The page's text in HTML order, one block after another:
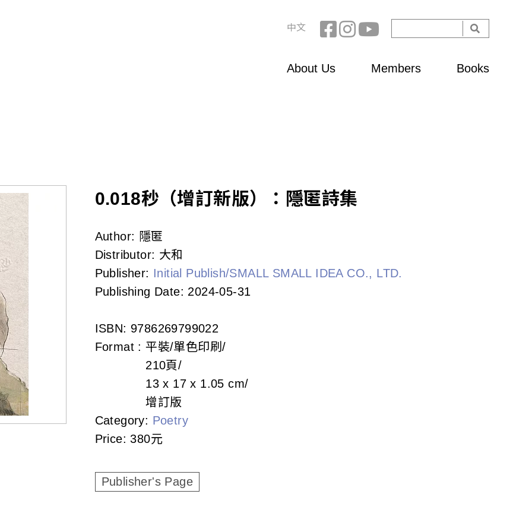
Search
form
中文
About Us Members Books
0.018秒（增訂新版）：隱匿詩集
Author: 隱匿
Distributor: 大和
Publisher: Initial Publish/SMALL SMALL IDEA CO., LTD.
Publishing Date: 2024-05-31
ISBN: 9786269799022
Format :平裝/單色印刷
210頁
13 x 17 x 1.05 cm
增訂版
Category: Poetry
Price:380元
Publisher's Page